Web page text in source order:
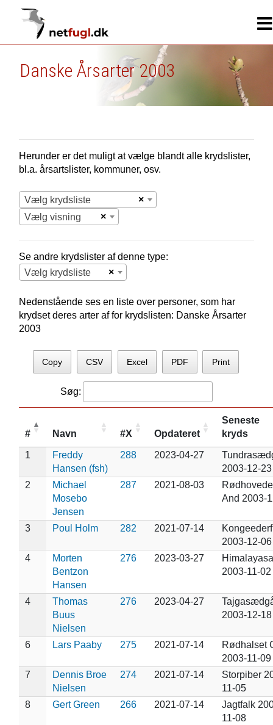
Danske Årsarter 2003
Herunder er det muligt at vælge blandt alle krydslister,
bl.a. årsartslister, kommuner, osv.
×
Vælg krydsliste
×
Vælg visning
Se andre krydslister af denne type:
×
Vælg krydsliste
Nedenstående ses en liste over personer, som har
krydset deres arter af for krydslisten: Danske Årsarter
2003
Copy CSV Excel PDF Print
Søg:
# Navn #X Opdateret
Seneste
kryds
1
Freddy
Hansen (fsh)
288 2023-04-27
2003-12-23
2
Michael
Mosebo
Jensen
287 2021-08-03
And 2003-
3 Poul Holm 282 2021-07-14
2003-12-06
4
Morten
Bentzon
Hansen
276 2023-03-27
2003-11-02
4
Thomas
Buus
Nielsen
276 2023-04-27
2003-12-18
6 Lars Paaby 275 2021-07-14
Rødhalset
2003-11-09
7
Dennis Broe
Nielsen
274 2021-07-14
Storpiber
11-05
8
Gert Green 266 2021-07-14
Jagtfalk
11-08